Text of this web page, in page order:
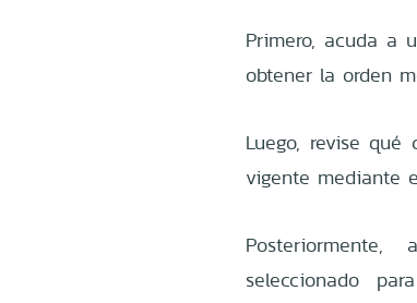
Primero, acuda a
obtener la orden
Luego, revise
vigente mediante
seleccionado